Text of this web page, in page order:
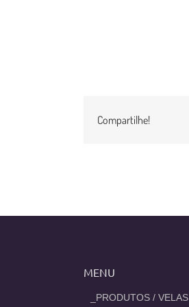
Compartilhe!
MENU
_PRODUTOS / VELAS